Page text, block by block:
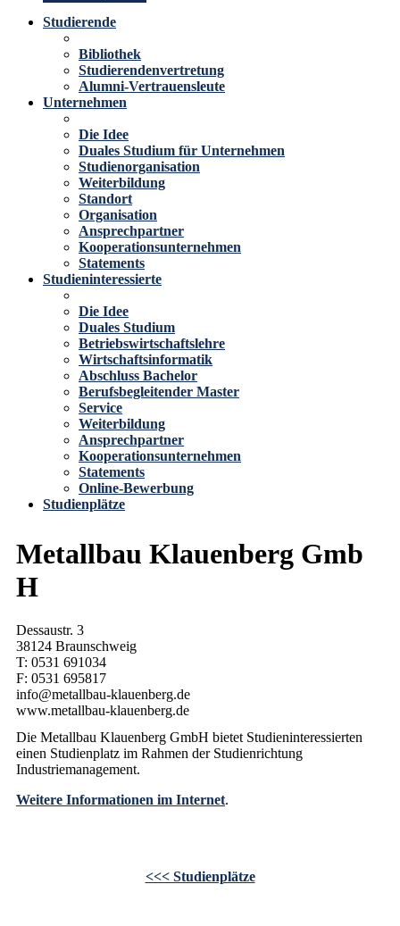
Studierende
Bibliothek
Studierendenvertretung
Alumni-Vertrauensleute
Unternehmen
Die Idee
Duales Studium für Unternehmen
Studienorganisation
Weiterbildung
Standort
Organisation
Ansprechpartner
Kooperationsunternehmen
Statements
Studieninteressierte
Die Idee
Duales Studium
Betriebswirtschaftslehre
Wirtschaftsinformatik
Abschluss Bachelor
Berufsbegleitender Master
Service
Weiterbildung
Ansprechpartner
Kooperationsunternehmen
Statements
Online-Bewerbung
Studienplätze
Metallbau Klauenberg Gmb
H
Dessaustr. 3
38124 Braunschweig
T: 0531 691034
F: 0531 695817
info@metallbau-klauenberg.de
www.metallbau-klauenberg.de
Die Metallbau Klauenberg GmbH bietet Studieninteressierten
einen Studienplatz im Rahmen der Studienrichtung
Industriemanagement.
Weitere Informationen im Internet.
<<< Studienplätze